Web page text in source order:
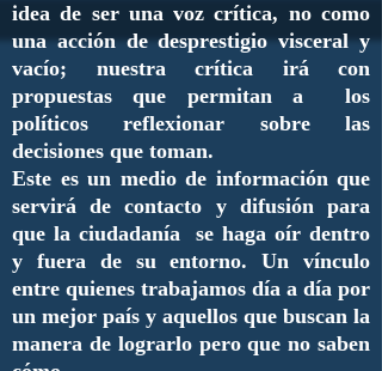
idea de ser una voz crítica, no como
una acción de desprestigio visceral y
vacío; nuestra crítica irá con
propuestas que permitan a los
políticos reflexionar sobre las
decisiones que toman.
Este es un medio de información que
servirá de contacto y difusión para
que la ciudadanía se haga oír dentro
y fuera de su entorno. Un vínculo
entre quienes trabajamos día a día por
un mejor país y aquellos que buscan la
manera de lograrlo pero que no saben